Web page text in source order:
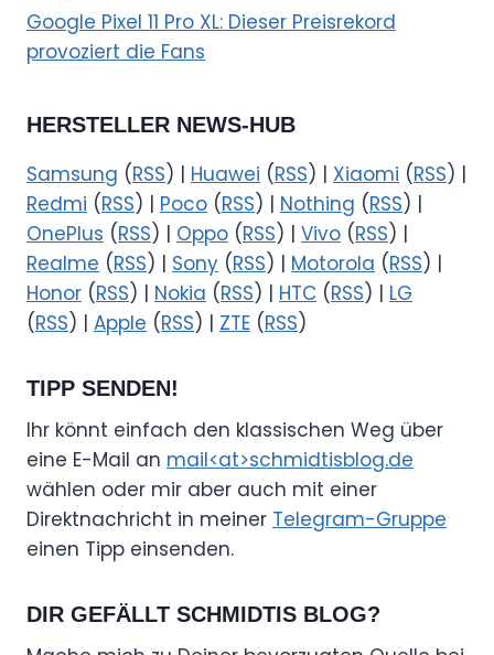
Google Pixel 11 Pro XL: Dieser Preisrekord
provoziert die Fans
HERSTELLER NEWS-HUB
Samsung (RSS) | Huawei (RSS) | Xiaomi (RSS) |
Redmi (RSS) | Poco (RSS) | Nothing (RSS) |
OnePlus (RSS) | Oppo (RSS) | Vivo (RSS) |
Realme (RSS) | Sony (RSS) | Motorola (RSS) |
Honor (RSS) | Nokia (RSS) | HTC (RSS) | LG
(RSS) | Apple (RSS) | ZTE (RSS)
TIPP SENDEN!
Ihr könnt einfach den klassischen Weg über
eine E-Mail an mail<at>schmidtisblog.de
wählen oder mir aber auch mit einer
Direktnachricht in meiner Telegram-Gruppe
einen Tipp einsenden.
DIR GEFÄLLT SCHMIDTIS BLOG?